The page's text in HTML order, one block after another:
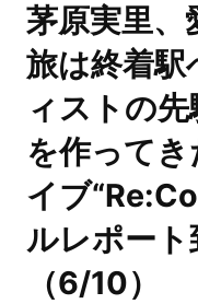
茅原実里、
旅は終着
ィストの
を作って
イブ
ルレポート
（6/10）